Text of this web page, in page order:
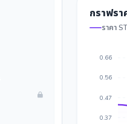
กราฟร
ราคา
0.66
0.56
0.47
0.37